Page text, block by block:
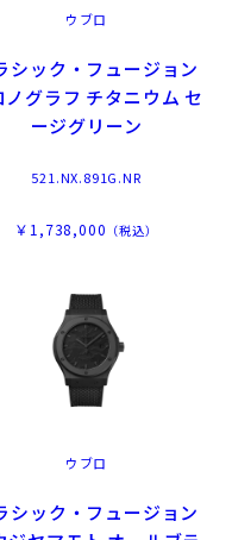
ウブロ
シック・フュージョン
ノグラフ チタニウム セ
ージグリーン
521.NX.891G.NR
￥1,738,000 （税込）
ウブロ
シック・フュージョン